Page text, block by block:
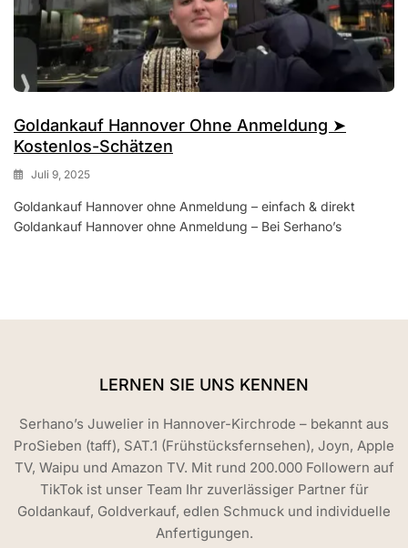
Goldankauf Hannover Ohne Anmeldung ➤
Kostenlos-Schätzen
Juli 9, 2025
Goldankauf Hannover ohne Anmeldung – einfach & direkt
Goldankauf Hannover ohne Anmeldung – Bei Serhano’s
LERNEN SIE UNS KENNEN
Serhano’s Juwelier in Hannover-Kirchrode – bekannt aus
ProSieben (taff), SAT.1 (Frühstücksfernsehen), Joyn, Apple
TV, Waipu und Amazon TV. Mit rund 200.000 Followern auf
TikTok ist unser Team Ihr zuverlässiger Partner für
Goldankauf, Goldverkauf, edlen Schmuck und individuelle
Anfertigungen.